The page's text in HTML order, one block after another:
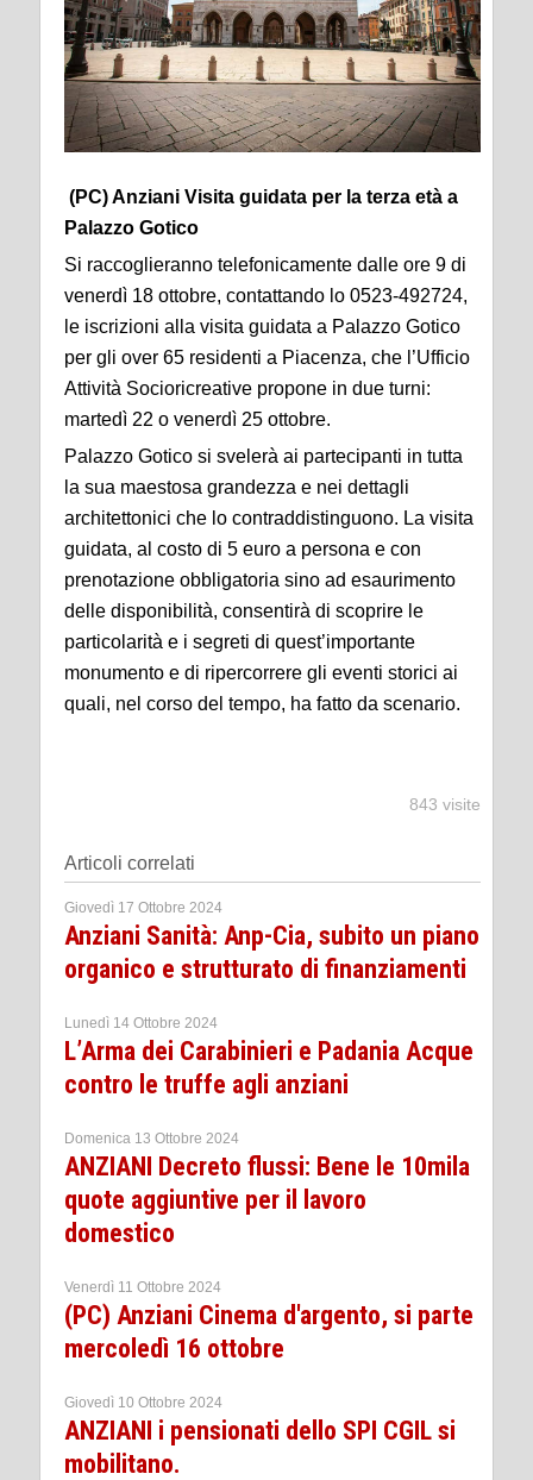
(PC) Anziani Visita guidata per la terza età a
Palazzo Gotico
Si raccoglieranno telefonicamente dalle ore 9 di
venerdì 18 ottobre, contattando lo 0523-492724,
le iscrizioni alla visita guidata a Palazzo Gotico
per gli over 65 residenti a Piacenza, che l’Ufficio
Attività Socioricreative propone in due turni:
martedì 22 o venerdì 25 ottobre.
Palazzo Gotico si svelerà ai partecipanti in tutta
la sua maestosa grandezza e nei dettagli
architettonici che lo contraddistinguono. La visita
guidata, al costo di 5 euro a persona e con
prenotazione obbligatoria sino ad esaurimento
delle disponibilità, consentirà di scoprire le
particolarità e i segreti di quest’importante
monumento e di ripercorrere gli eventi storici ai
quali, nel corso del tempo, ha fatto da scenario.
843 visite
Articoli correlati
Giovedì 17 Ottobre 2024
Anziani Sanità: Anp-Cia, subito un piano
organico e strutturato di finanziamenti
Lunedì 14 Ottobre 2024
L’Arma dei Carabinieri e Padania Acque
contro le truffe agli anziani
Domenica 13 Ottobre 2024
ANZIANI Decreto flussi: Bene le 10mila
quote aggiuntive per il lavoro
domestico
Venerdì 11 Ottobre 2024
(PC) Anziani Cinema d'argento, si parte
mercoledì 16 ottobre
Giovedì 10 Ottobre 2024
ANZIANI i pensionati dello SPI CGIL si
mobilitano.